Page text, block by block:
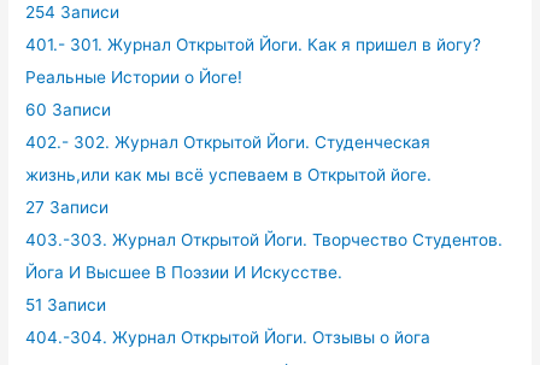
254 Записи
401.- 301. Журнал Открытой Йоги. Как я пришел в йогу?
Реальные Истории о Йоге!
60 Записи
402.- 302. Журнал Открытой Йоги. Студенческая
жизнь,или как мы всё успеваем в Открытой йоге.
27 Записи
403.-303. Журнал Открытой Йоги. Творчество Студентов.
Йога И Высшее В Поэзии И Искусстве.
51 Записи
404.-304. Журнал Открытой Йоги. Отзывы о йога